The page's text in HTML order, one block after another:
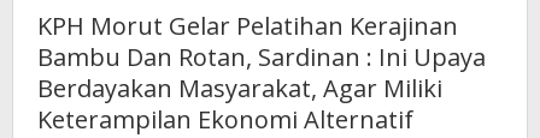
Pelatihan
Kerajinan
Bambu
Dan
KPH Morut Gelar Pelatihan Kerajinan
Bambu Dan Rotan, Sardinan : Ini Upaya
Berdayakan Masyarakat, Agar Miliki
Keterampilan Ekonomi Alternatif